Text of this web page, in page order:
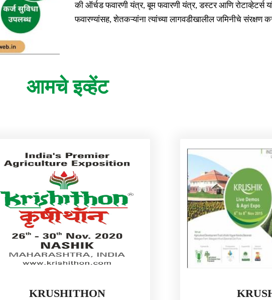
की ऑर्चड फवारणी यंत्र, बूम फवारणी यंत्र, डस्टर आणि रोटाव्हेटर्स
फवारण्यांसह, शेतकऱ्यांना त्यांच्या लागवडीखालील जमिनीचे
आमचे इव्हेंट
KRUSHITHON